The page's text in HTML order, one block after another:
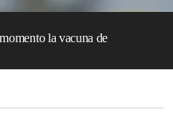
la vacuna de